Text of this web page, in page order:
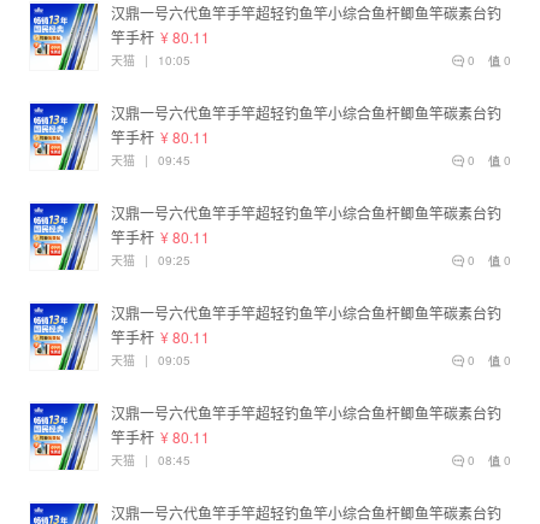
汉鼎一号六代鱼竿手竿超轻钓鱼竿小综合鱼杆鲫鱼竿碳素台钓
竿手杆 ¥ 80.11
0
0
天猫 | 10:05
汉鼎一号六代鱼竿手竿超轻钓鱼竿小综合鱼杆鲫鱼竿碳素台钓
竿手杆 ¥ 80.11
0
0
天猫 | 09:45
汉鼎一号六代鱼竿手竿超轻钓鱼竿小综合鱼杆鲫鱼竿碳素台钓
竿手杆 ¥ 80.11
0
0
天猫 | 09:25
汉鼎一号六代鱼竿手竿超轻钓鱼竿小综合鱼杆鲫鱼竿碳素台钓
竿手杆 ¥ 80.11
0
0
天猫 | 09:05
汉鼎一号六代鱼竿手竿超轻钓鱼竿小综合鱼杆鲫鱼竿碳素台钓
竿手杆 ¥ 80.11
0
0
天猫 | 08:45
汉鼎一号六代鱼竿手竿超轻钓鱼竿小综合鱼杆鲫鱼竿碳素台钓